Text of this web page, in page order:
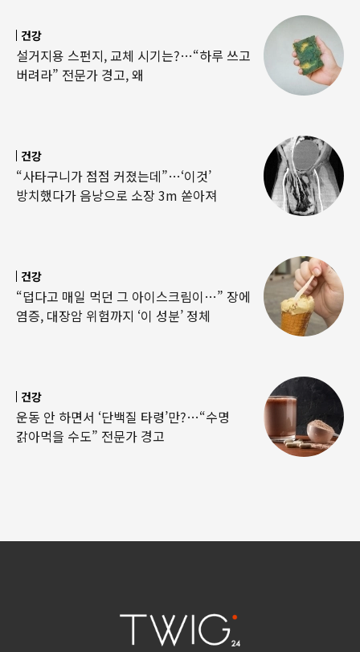
건강
설거지용 스펀지, 교체 시기는?…“하루 쓰고
버려라” 전문가 경고, 왜
건강
“사타구니가 점점 커졌는데”…‘이것’
방치했다가 음낭으로 소장 3m 쏟아져
건강
“덥다고 매일 먹던 그 아이스크림이…” 장에
염증, 대장암 위험까지 ‘이 성분’ 정체
건강
운동 안 하면서 ‘단백질 타령’만?…“수명
갉아먹을 수도” 전문가 경고